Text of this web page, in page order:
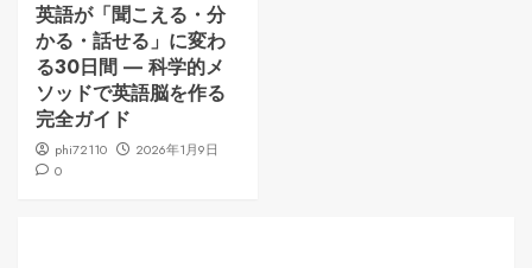
英語が「聞こえる・分
かる・話せる」に変わ
る30日間 ― 科学的メ
ソッドで英語脳を作る
完全ガイド
phi72110
2026年1月9日
0